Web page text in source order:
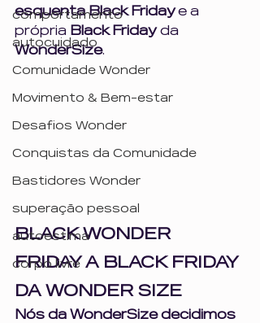
comportamento
autocuidado
Comunidade Wonder
Movimento & Bem-estar
Desafios Wonder
Conquistas da Comunidade
Bastidores Wonder
superação pessoal
autoestima
corpo livre
esquenta Black Friday e a
própria Black Friday da
WonderSize.
BLACK WONDER
FRIDAY A BLACK FRIDAY
DA WONDER SIZE
Nós da WonderSize decidimos